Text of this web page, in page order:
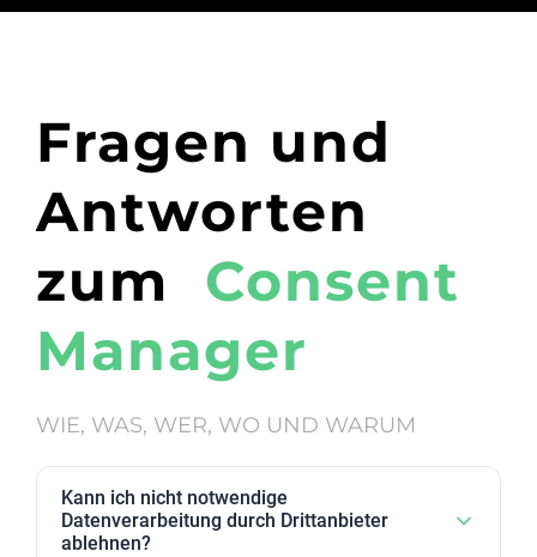
Fragen und
Antworten
zum Consent
Manager
WIE, WAS, WER, WO UND WARUM
Kann ich nicht notwendige
Datenverarbeitung durch Drittanbieter
ablehnen?